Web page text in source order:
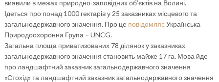
виявили в межах природно-заповідних об’єктів на Волині.
Ідеться про понад 1000 гектарів у 25 заказниках місцевого та
загальнодержавного значення. Про це повідомляєУкраїнська
Природоохоронна Група – UNCG.
Загальна площа приватизованих 78 ділянок у заказниках
загальнодержавного значення становить майже 17 га. Мова йде
про ландшафтний заказник загальнодержавного значення
«Стохід» та ландшафтний заказник загальнодержавного значення